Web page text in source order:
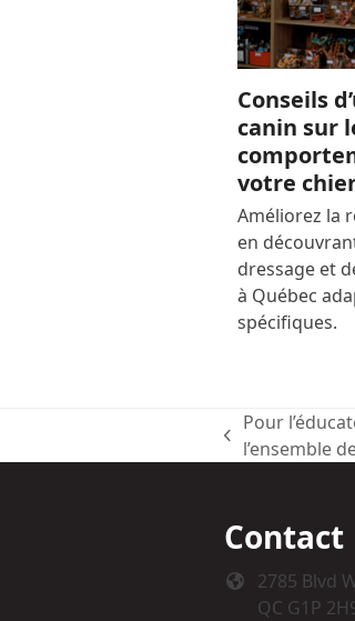
Conseils
canin sur
votre
Améliorez la
en
dressage et
à Québec
spécifiques.
previous
Pour
l’ensemble
Contact
2785 Blvd
QC G1P